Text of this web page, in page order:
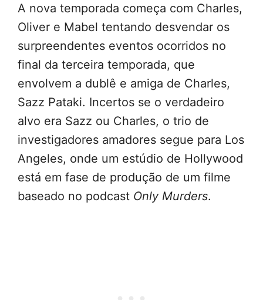
A nova temporada começa com Charles,
Oliver e Mabel tentando desvendar os
surpreendentes eventos ocorridos no
final da terceira temporada, que
envolvem a dublê e amiga de Charles,
Sazz Pataki. Incertos se o verdadeiro
alvo era Sazz ou Charles, o trio de
investigadores amadores segue para Los
Angeles, onde um estúdio de Hollywood
está em fase de produção de um filme
baseado no podcast Only Murders.